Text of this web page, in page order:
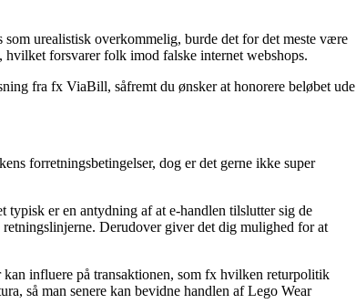
urealistisk overkommelig, burde det for det meste være
forsvarer folk imod falske internet webshops.
fra fx ViaBill, såfremt du ønsker at honorere beløbet ude
forretningsbetingelser, dog er det gerne ikke super
er en antydning af at e-handlen tilslutter sig de
Derudover giver det dig mulighed for at
influere på transaktionen, som fx hvilken returpolitik
så man senere kan bevidne handlen af Lego Wear